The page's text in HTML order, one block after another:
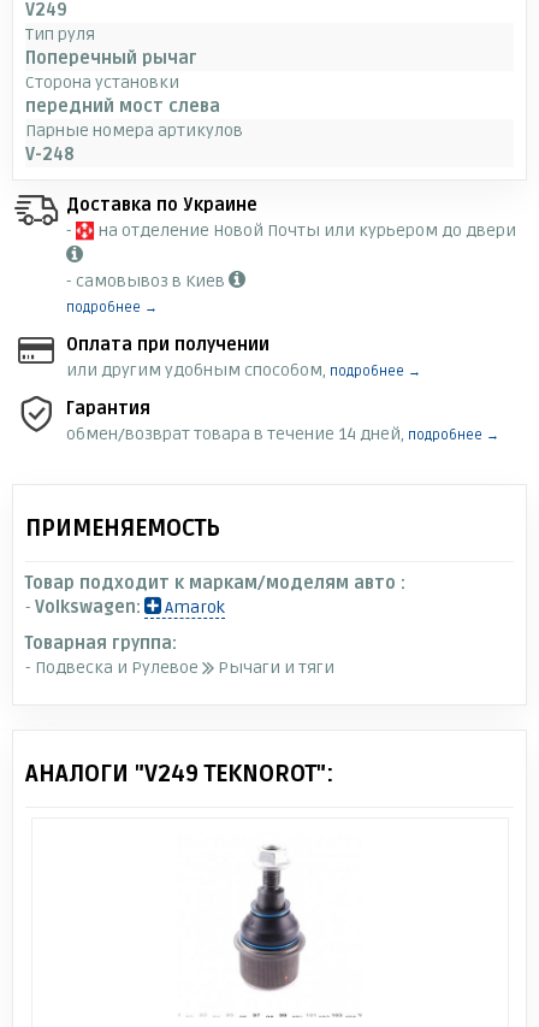
V249
Тип руля
Поперечный рычаг
Сторона установки
передний мост слева
Парные номера артикулов
V-248
Доставка по Украине
-
на отделение Новой Почты или курьером до двери
- самовывоз в Киев
подробнее →
Оплата при получении
или другим удобным способом, подробнее →
Гарантия
обмен/возврат товара в течение 14 дней, подробнее →
ПРИМЕНЯЕМОСТЬ
Товар подходит к маркам/моделям авто :
- Volkswagen:
Amarok
Товарная группа:
- Подвеска и Рулевое
Рычаги и тяги
АНАЛОГИ "V249 TEKNOROT":